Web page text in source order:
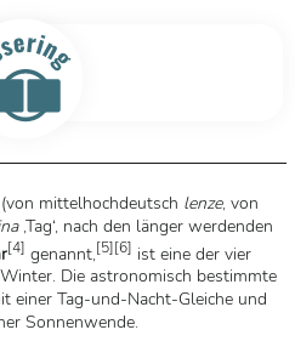
(von mittelhochdeutsch lenze, von
‚Tag‘, nach den länger werdenden
[4] genannt,[5][6] ist eine der vier
Die astronomisch bestimmte
einer Tag-und-Nacht-Gleiche und
Sonnenwende.